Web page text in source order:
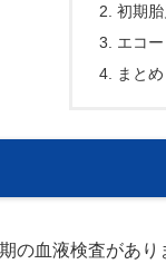
初期
エコー
まとめ
の血液検査があり